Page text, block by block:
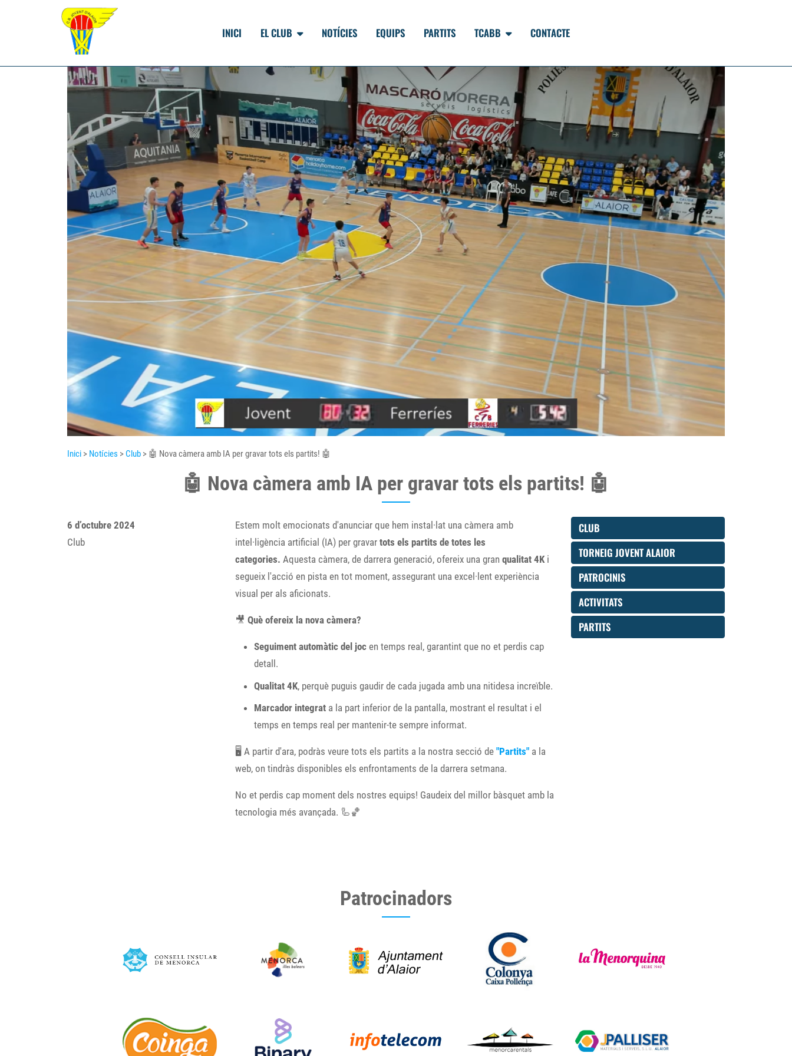
INICI EL CLUB NOTÍCIES EQUIPS PARTITS TCABB CONTACTE
Inici > Notícies >Club > 🤖 Nova càmera amb IA per gravar tots els partits! 🤖
🤖 Nova càmera amb IA per gravar tots els partits! 🤖
6 d’octubre 2024
Club
Estem molt emocionats d'anunciar que hem instal·lat una càmera amb
intel·ligència artificial (IA) per gravar tots els partits de totes les
categories. Aquesta càmera, de darrera generació, ofereix una gran qualitat 4Ki
segueix l'acció en pista en tot moment, assegurant una excel·lent experiència
visual per als aficionats.
🎥 Què ofereix la nova càmera?
Seguiment automàtic del joc en temps real, garantint que no et perdis cap
detall.
Qualitat 4K, perquè puguis gaudir de cada jugada amb una nitidesa increïble.
Marcador integrat a la part inferior de la pantalla, mostrant el resultat i el
temps en temps real per mantenir-te sempre informat.
🖥️ A partir d'ara, podràs veure tots els partits a la nostra secció de "Partits" a la
web, on tindràs disponibles els enfrontaments de la darrera setmana.
No et perdis cap moment dels nostres equips! Gaudeix del millor bàsquet amb la
tecnologia més avançada. 🦾🏀
CLUB
TORNEIG JOVENT ALAIOR
PATROCINIS
ACTIVITATS
PARTITS
Patrocinadors